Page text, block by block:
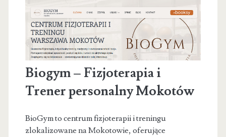
Żoliborz
Biogym – Fizjoterapia i
Trener personalny Mokotów
BioGym to centrum fizjoterapii i treningu
zlokalizowane na Mokotowie, oferujące